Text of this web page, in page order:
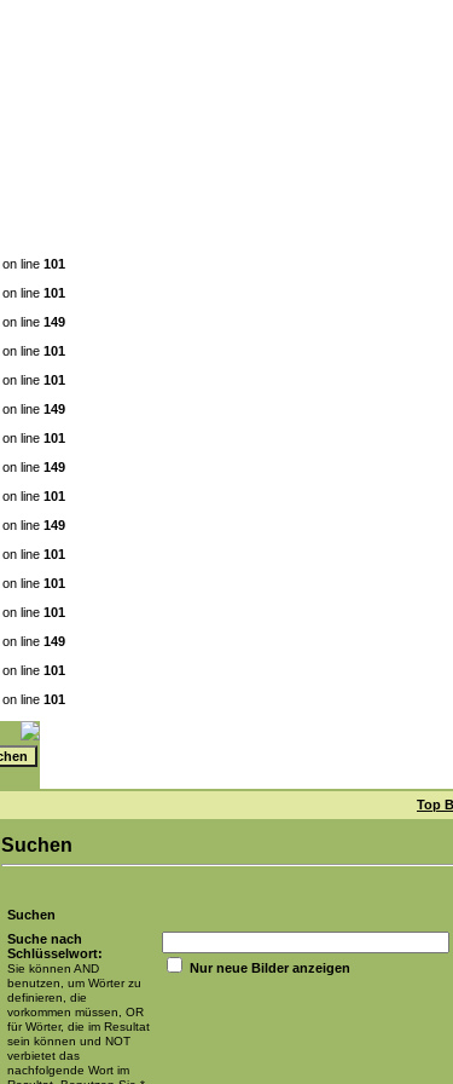
on line 101
on line 101
on line 149
on line 101
on line 101
on line 149
on line 101
on line 149
on line 101
on line 149
on line 101
on line 101
on line 101
on line 149
on line 101
on line 101
Top
Suchen
Suchen
Suche nach
Schlüsselwort:
Sie können AND
benutzen, um Wörter zu
definieren, die
vorkommen müssen, OR
für Wörter, die im Resultat
sein können und NOT
verbietet das
nachfolgende Wort im
Nur neue Bilder anzeigen